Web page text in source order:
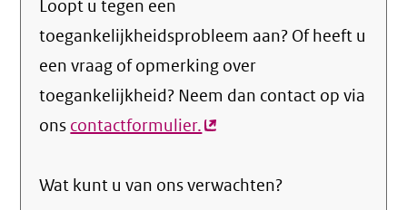
Loopt u tegen een
toegankelijkheidsprobleem aan? Of heeft u
een vraag of opmerking over
toegankelijkheid? Neem dan contact op via
ons contactformulier.(externe
Wat kunt u van ons verwachten?